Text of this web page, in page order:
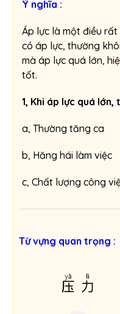
Ý nghĩa :
Áp lực là một điều
có áp lực, thường
mà áp lực quá lớn,
tốt.
1, Khi áp lực quá lớn,
a, Thường tăng ca
b, Hăng hái làm việc
c, Chất lượng công
Từ vựng quan trọng :
压力